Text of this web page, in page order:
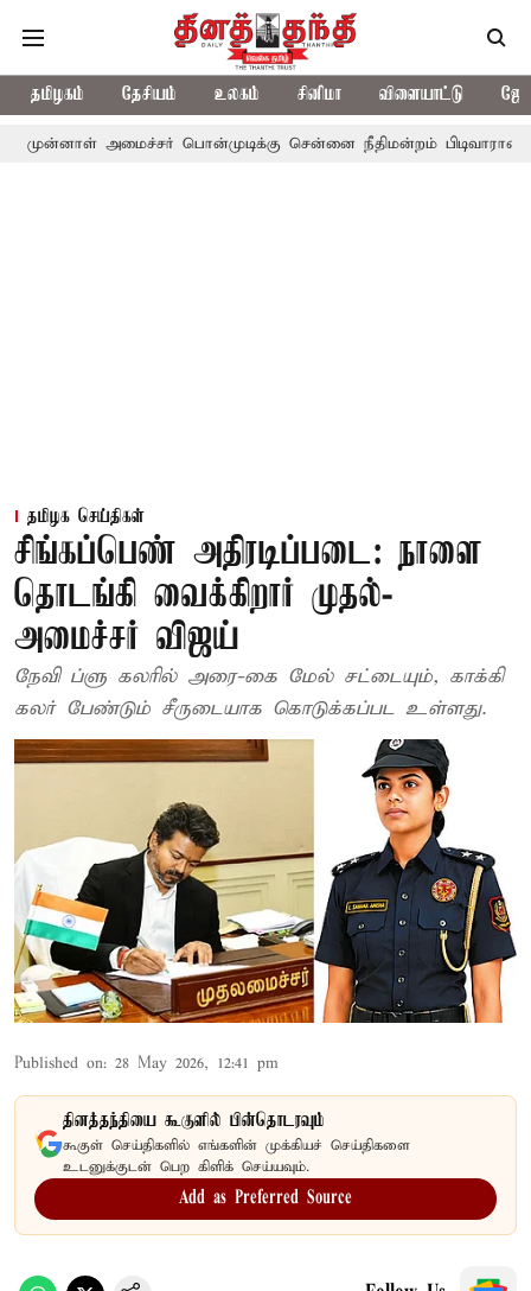
தமிழகம் தேசியம் உலகம் சினிமா விளையாட்டு
பொன்முடிக்கு சென்னை நீதிமன்றம் பிடிவாராண்ட்
தமிழக செய்திகள்
சிங்கப்பெண் அதிரடிப்படை: நாளை
தொடங்கி வைக்கிறார் முதல்-
அமைச்சர் விஜய்
நேவி ப்ளு கலரில் அரை-கை மேல் சட்டையும், காக்கி
கலர் பேண்டும் சீருடையாக கொடுக்கப்பட உள்ளது.
Published on: 28 May 2026, 12:41 pm
தினத்தந்தியை கூகுளில் பின்தொடரவும்
கூகுள் செய்திகளில் எங்களின் முக்கியச் செய்திகளை
உடனுக்குடன் பெற கிளிக் செய்யவும்.
Add as Preferred Source